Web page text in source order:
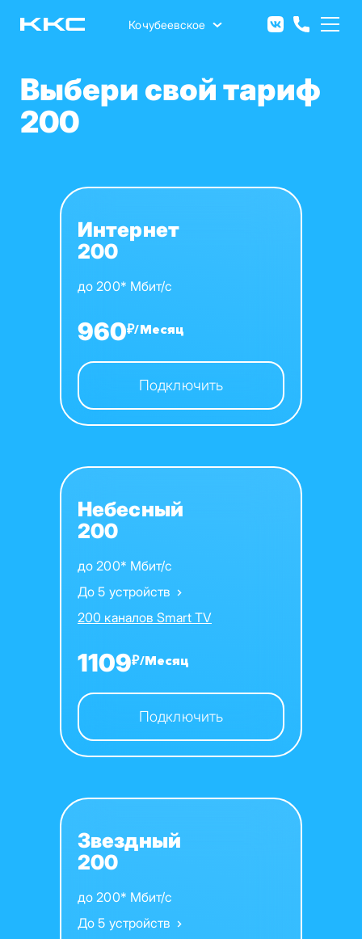
Кочубеевское
Выбери свой тариф
200
Интернет
200
до 200* Мбит/с
960₽/Месяц
Подключить
Небесный
200
до 200* Мбит/с
До 5 устройств
200 каналов Smart TV
1109₽/Месяц
Подключить
Звездный
200
до 200* Мбит/с
До 5 устройств